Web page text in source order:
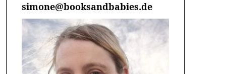
simone@booksandbabies.de